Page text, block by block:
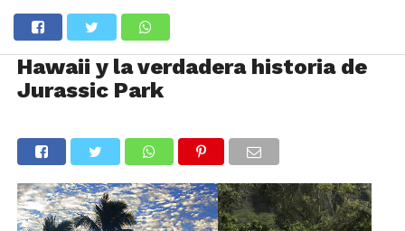
Hawaii y la verdadera historia de
Jurassic Park